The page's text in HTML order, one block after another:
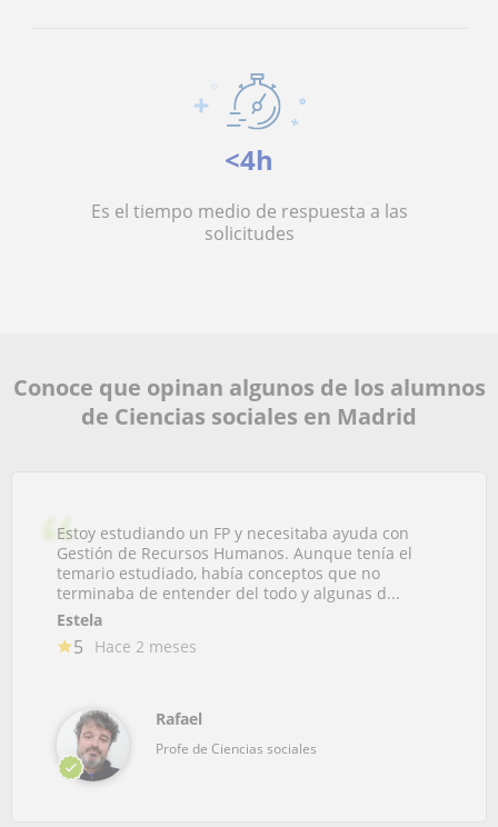
<4h
Es el tiempo medio de respuesta a las
solicitudes
Conoce que opinan algunos de los alumnos
de Ciencias sociales en Madrid
Estoy estudiando un FP y necesitaba ayuda con
Gestión de Recursos Humanos. Aunque tenía el
temario estudiado, había conceptos que no
terminaba de entender del todo y algunas d...
Estela
5 Hace 2 meses
Rafael
Profe de Ciencias sociales